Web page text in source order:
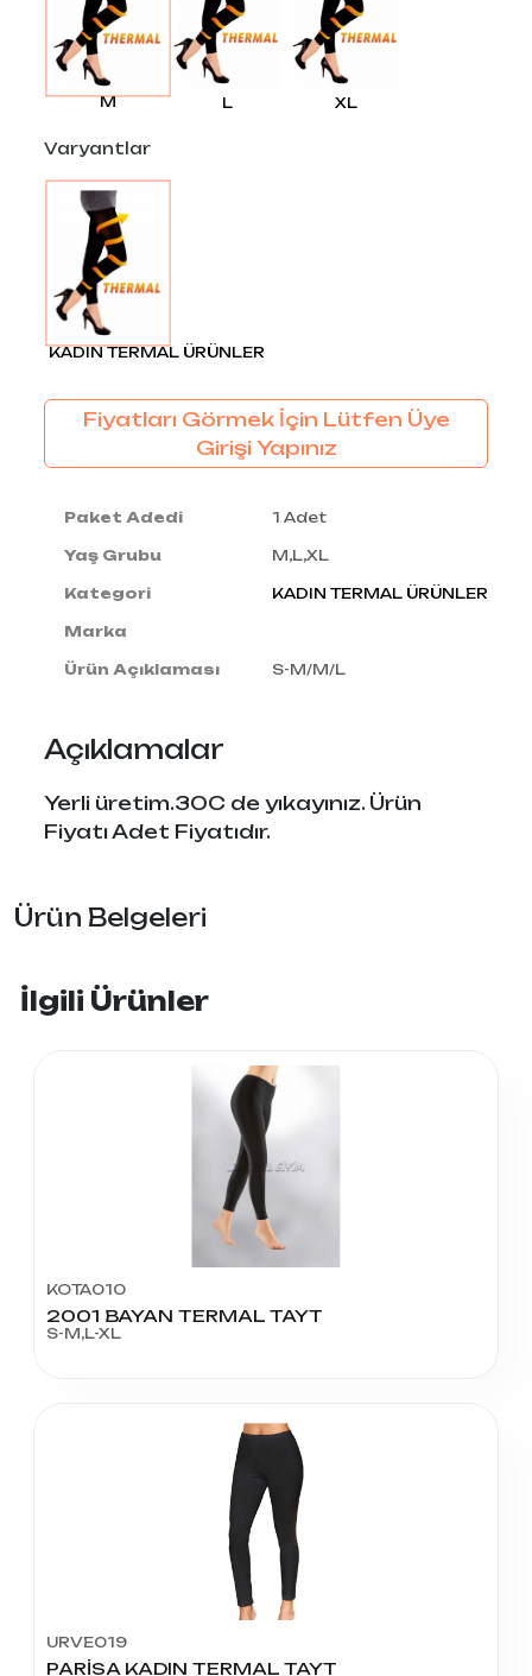
M L XL
Varyantlar
KADIN TERMAL ÜRÜNLER
Fiyatları Görmek İçin Lütfen Üye
Girişi Yapınız
Paket Adedi 1 Adet
Yaş Grubu M,L,XL
Kategori KADIN TERMAL ÜRÜNLER
Marka
Ürün Açıklaması S-M/M/L
Açıklamalar
Yerli üretim.30C de yıkayınız. Ürün
Fiyatı Adet Fiyatıdır.
Ürün Belgeleri
İlgili Ürünler
KOTA010
2001 BAYAN TERMAL TAYT
S-M,L-XL
URVE019
PARİSA KADIN TERMAL TAYT